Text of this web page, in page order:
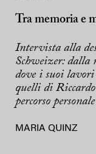
Tra memoria e
Intervista alla
Schweizer: dalla
dove i suoi lavori
quelli di
percorso
MARIA QUINZ